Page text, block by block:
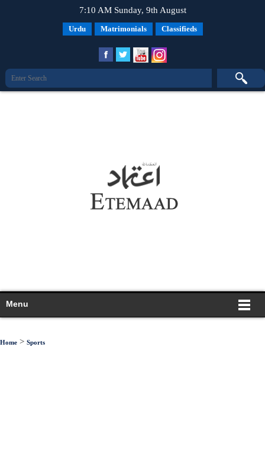
7:10 AM Sunday, 9th August
Urdu Matrimonials Classifieds
Menu
Home > Sports